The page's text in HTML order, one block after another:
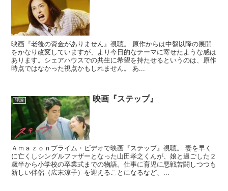
映画『老後の資金がありません』視聴。 原作からは中盤以降の展開
をかなり改変していますが、より今日的なテーマに寄せたような感は
あります。シェアハウスでの共生に希望を持たせるというのは、原作
時点ではなかった視点かもしれません。 あ...
評論 映画『ステップ』
Ａｍａｚｏｎプライム・ビデオで映画『ステップ』視聴。 妻を早く
に亡くしシングルファザーとなった山田孝之くんが、娘と過ごした２
歳半から小学校の卒業式までの物語。仕事に育児に悪戦苦闘しつつも
新しい伴侶（広末涼子）を迎えることになるなど、...